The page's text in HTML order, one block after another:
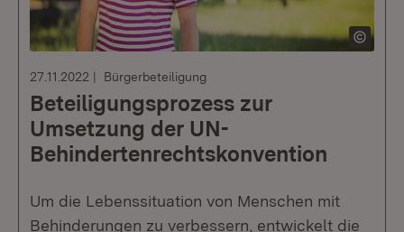
27.11.2022 Bürgerbeteiligung
Beteiligungsprozess zur
Umsetzung der UN-
Behindertenrechtskonvention
Um die Lebenssituation von Menschen mit
Behinderungen zu verbessern, entwickelt die